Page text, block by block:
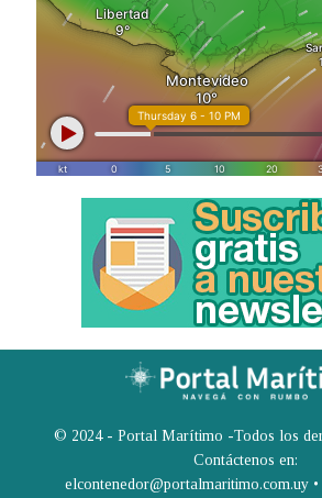
© 2024 - Portal Marítimo -Todos los
Contáctenos en:
elcontenedor@portalmaritimo.com.uy •